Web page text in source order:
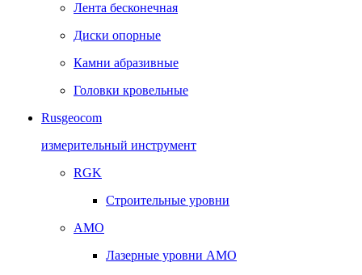
Лента бесконечная
Диски опорные
Камни абразивные
Головки кровельные
Rusgeocom
измерительный инструмент
RGK
Строительные уровни
AMO
Лазерные уровни AMO